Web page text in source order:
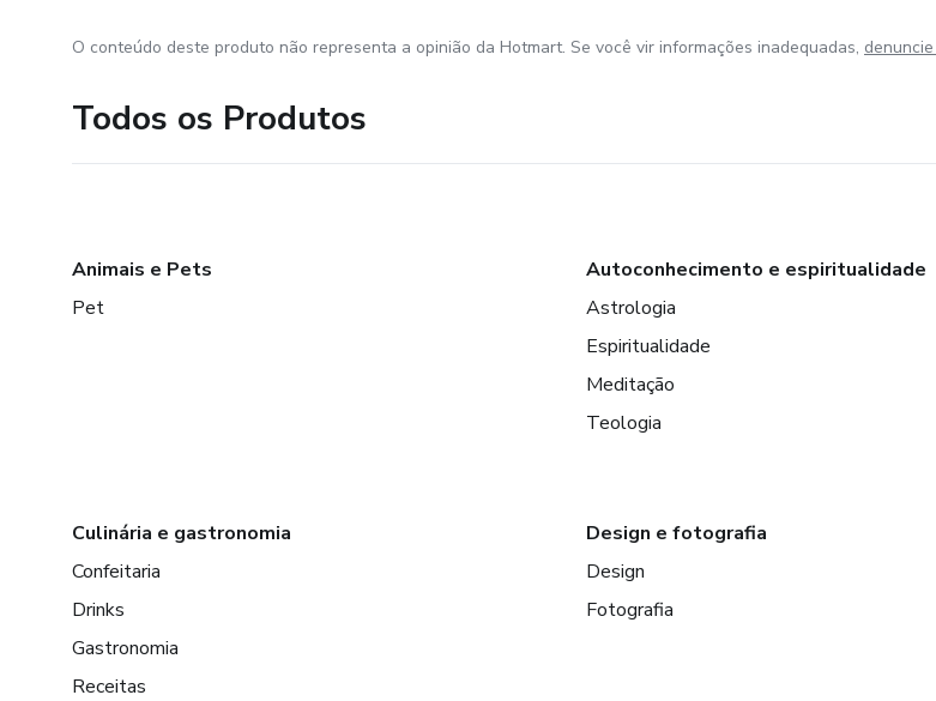
O conteúdo deste produto não representa a opinião da Hotmart. Se você vir informações inadequadas,
Todos os Produtos
Animais e Pets
Pet
Autoconhecimento e espiritualidade
Astrologia
Espiritualidade
Meditação
Teologia
Culinária e gastronomia
Confeitaria
Drinks
Gastronomia
Receitas
Design e fotografia
Design
Fotografia